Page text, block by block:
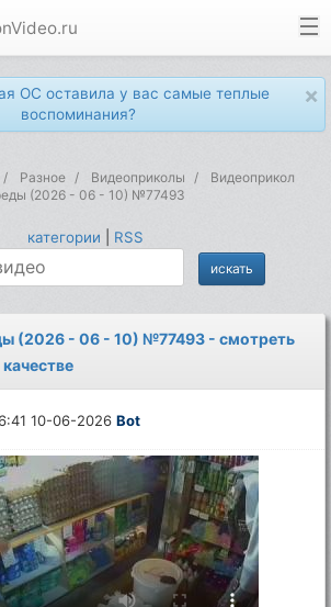
×
ОС оставила у вас самые теплые
воспоминания?
Разное Видеоприколы
Видеоприкол
(2026 - 06 - 10) №77493
категории RSS
(2026 - 06 - 10) №77493 - смотреть
10-06-2026Bot